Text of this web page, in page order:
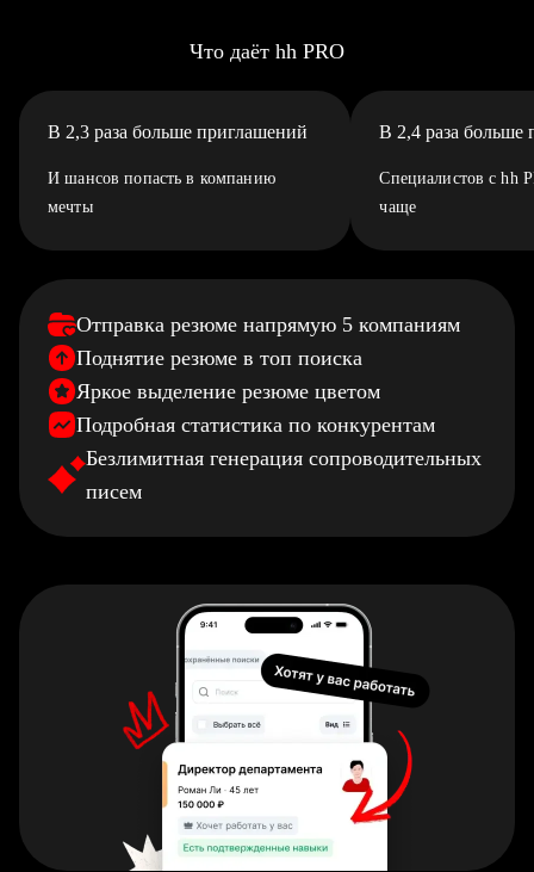
Что даёт hh PRO
В 2,3 раза больше приглашений
И шансов попасть в компанию
мечты
В 2,4 раза больше
Специалистов с hh
чаще
Отправка резюме напрямую 5 компаниям
Поднятие резюме в топ поиска
Яркое выделение резюме цветом
Подробная статистика по конкурентам
Безлимитная генерация сопроводительных
писем